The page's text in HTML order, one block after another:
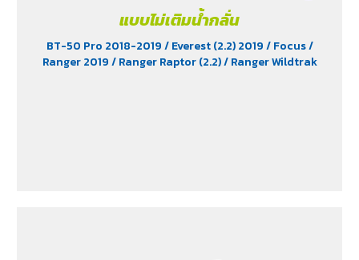
แบบไม่เติมน้ำกลั่น
BT-50 Pro 2018-2019/ Everest (2.2) 2019/ Focus/
Ranger 2019/ Ranger Raptor (2.2)/ Ranger Wildtrak